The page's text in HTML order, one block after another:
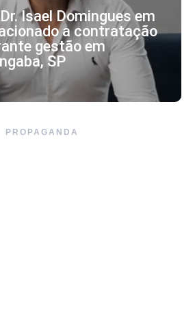
Isael Domingues em
a contratação
gestão em
SP
PROPAGANDA